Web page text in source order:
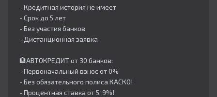
- Кредитная история не имеет
- Срок до 5 лет
- Без участия банков
- Дистанционная заявка
🏦АВТОКРЕДИТ от 30 банков:
- Первоначальный взнос от 0%
- Без обязательного полиса КАСКО!
- Процентная ставка от 5, 9%!